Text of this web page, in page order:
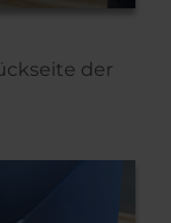
der